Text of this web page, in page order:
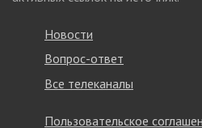
Новости
Вопрос-ответ
Все телеканалы
Пользовательское